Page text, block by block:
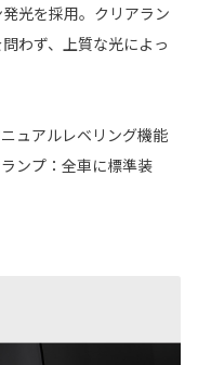
光を採用。クリアラン
わず、上質な光によっ
ュアルレベリング機能
ンプ：全車に標準装